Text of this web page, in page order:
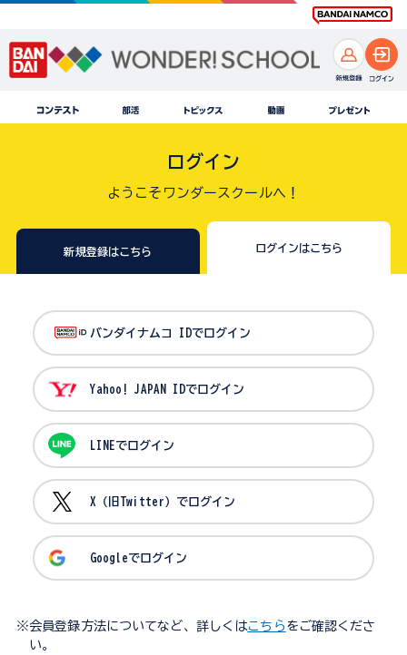
ログイン
ようこそワンダースクールへ！
新規登録はこちら ログインはこちら
バンダイナムコ IDでログイン
Yahoo! JAPAN IDでログイン
LINEでログイン
X（旧Twitter）でログイン
Googleでログイン
※会員登録方法についてなど、詳しくはこちら をご確認くださ
い。